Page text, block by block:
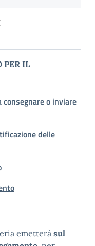
PER IL
consegnare o inviare
delle
emetterà sul